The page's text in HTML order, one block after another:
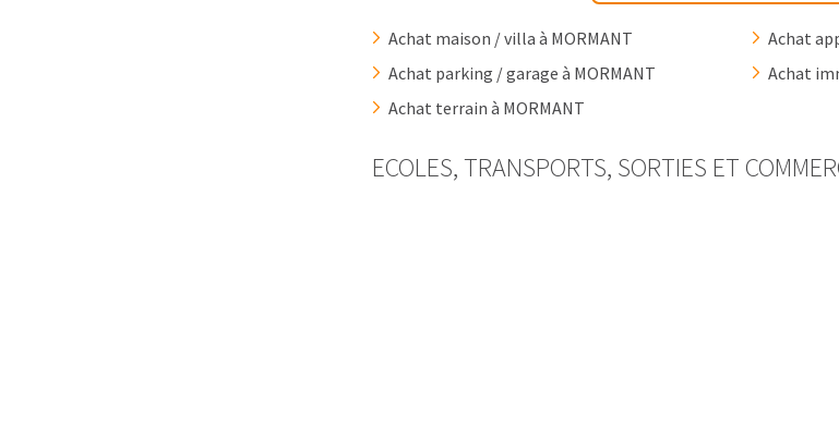
Achat maison / villa à MORMANT
Achat
Achat parking / garage à MORMANT
Achat
Achat terrain à MORMANT
ECOLES, TRANSPORTS, SORTIES ET